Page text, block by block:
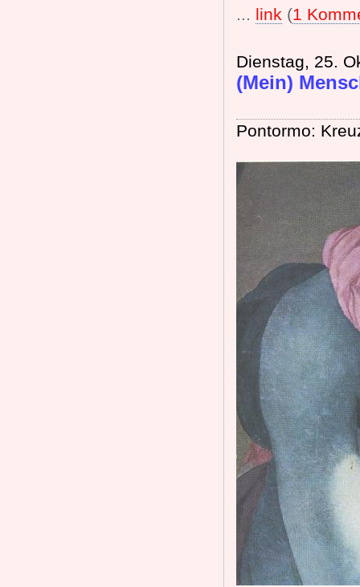
... link (1
Dienstag, 25.
(Mein)
Pontormo: